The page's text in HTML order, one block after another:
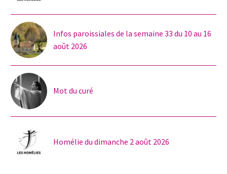
Infos paroissiales de la semaine 33 du 10 au 16
août 2026
Mot du curé
Homélie du dimanche 2 août 2026